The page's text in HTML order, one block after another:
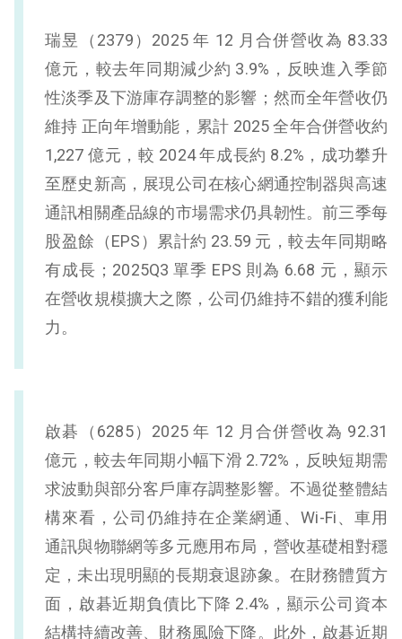
瑞昱（2379）2025 年 12 月合併營收為 83.33
億元，較去年同期減少約 3.9%，反映進入季節
性淡季及下游庫存調整的影響；然而全年營收仍
維持 正向年增動能，累計 2025 全年合併營收約
1,227 億元，較 2024 年成長約 8.2%，成功攀升
至歷史新高，展現公司在核心網通控制器與高速
通訊相關產品線的市場需求仍具韌性。前三季每
股盈餘（EPS）累計約 23.59 元，較去年同期略
有成長；2025Q3 單季 EPS 則為 6.68 元，顯示
在營收規模擴大之際，公司仍維持不錯的獲利能
力。
啟碁（6285）2025 年 12 月合併營收為 92.31
億元，較去年同期小幅下滑 2.72%，反映短期需
求波動與部分客戶庫存調整影響。不過從整體結
構來看，公司仍維持在企業網通、Wi-Fi、車用
通訊與物聯網等多元應用布局，營收基礎相對穩
定，未出現明顯的長期衰退跡象。在財務體質方
面，啟碁近期負債比下降 2.4%，顯示公司資本
結構持續改善、財務風險下降。此外，啟碁近期